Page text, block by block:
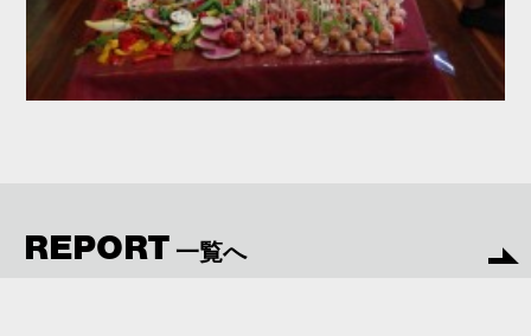
REPORT 一覧へ